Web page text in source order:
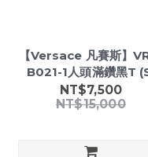
【Versace 凡賽斯】
B021-1
NT$7,500
NT$15,000